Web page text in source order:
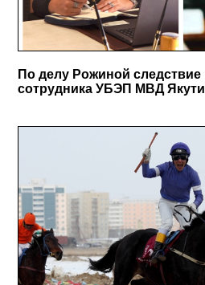
По делу Рожиной
сотрудника УБЭП МВД